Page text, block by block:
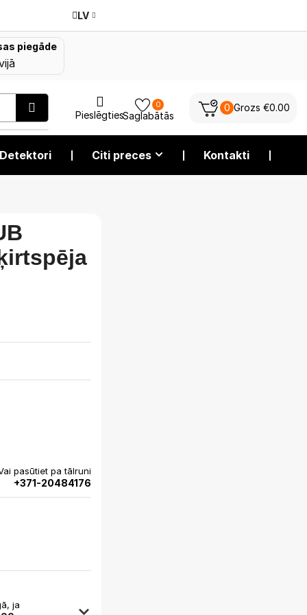
LV
piegāde
Pieslēgties
0
Saglabātās
0 Grozs €0.00
❘ Citi preces ❘ Kontakti ❘
pasūtiet pa tālruni
+371-20484176
ja